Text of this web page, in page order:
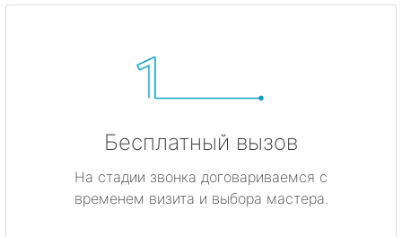
Бесплатный вызов
На стадии звонка договариваемся с
временем визита и выбора мастера.